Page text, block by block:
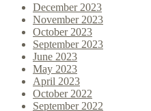
December 2023
November 2023
October 2023
September 2023
June 2023
May 2023
April 2023
October 2022
September 2022